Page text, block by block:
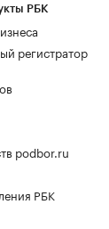
РБК
регистратор
podbor.ru
РБК